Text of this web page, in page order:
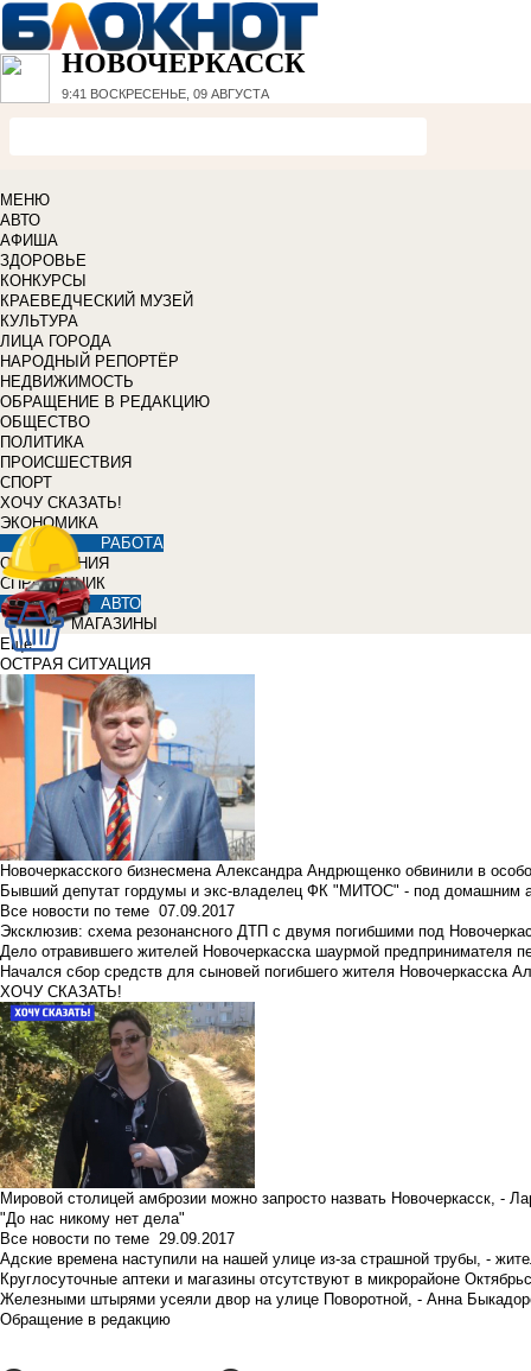
НОВОЧЕРКАССК
9:41 ВОСКРЕСЕНЬЕ, 09 АВГУСТА
МЕНЮ
АВТО
АФИША
ЗДОРОВЬЕ
КОНКУРСЫ
КРАЕВЕДЧЕСКИЙ МУЗЕЙ
КУЛЬТУРА
ЛИЦА ГОРОДА
НАРОДНЫЙ РЕПОРТЁР
НЕДВИЖИМОСТЬ
ОБРАЩЕНИЕ В РЕДАКЦИЮ
ОБЩЕСТВО
ПОЛИТИКА
ПРОИСШЕСТВИЯ
СПОРТ
ХОЧУ СКАЗАТЬ!
ЭКОНОМИКА
РАБОТА
ОБЪЯВЛЕНИЯ
СПРАВОЧНИК
АВТО
МАГАЗИНЫ
Еще
ОСТРАЯ СИТУАЦИЯ
Новочеркасского бизнесмена Александра Андрющенко обвинили в
Бывший депутат гордумы и экс-владелец ФК "МИТОС" - под домашним
Все новости по теме 07.09.2017
Эксклюзив: схема резонансного ДТП с двумя погибшими под
Дело отравившего жителей Новочеркасска шаурмой предпринимателя
Начался сбор средств для сыновей погибшего жителя Новочеркасска
ХОЧУ СКАЗАТЬ!
Мировой столицей амброзии можно запросто назвать Новочеркасск, -
"До нас никому нет дела"
Все новости по теме 29.09.2017
Адские времена наступили на нашей улице из-за страшной трубы, -
Круглосуточные аптеки и магазины отсутствуют в микрорайоне
Железными штырями усеяли двор на улице Поворотной, - Анна
Обращение в редакцию